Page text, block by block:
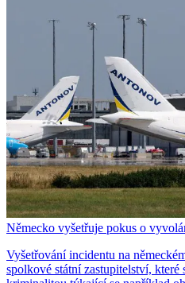
Německo vyšetřuje pokus o
Vyšetřování incidentu na
spolkové státní zastupitelství, které